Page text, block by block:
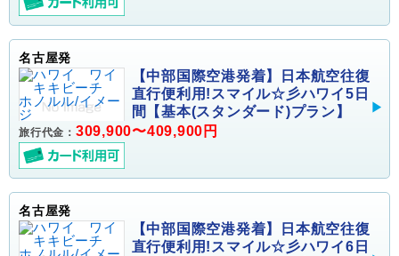
名古屋発
【中部国際空港発着】日本航空往復
直行便利用!スマイル☆彡ハワイ5日
間【基本(スタンダード)プラン】
旅行代金： 309,900〜409,900円
名古屋発
【中部国際空港発着】日本航空往復
直行便利用!スマイル☆彡ハワイ6日